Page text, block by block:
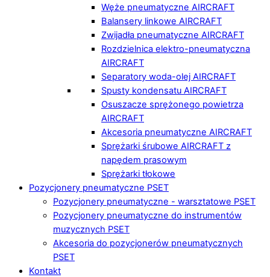
Węże pneumatyczne AIRCRAFT
Balansery linkowe AIRCRAFT
Zwijadła pneumatyczne AIRCRAFT
Rozdzielnica elektro-pneumatyczna
AIRCRAFT
Separatory woda-olej AIRCRAFT
Spusty kondensatu AIRCRAFT
Osuszacze sprężonego powietrza
AIRCRAFT
Akcesoria pneumatyczne AIRCRAFT
Sprężarki śrubowe AIRCRAFT z
napędem prasowym
Sprężarki tłokowe
Pozycjonery pneumatyczne PSET
Pozycjonery pneumatyczne - warsztatowe PSET
Pozycjonery pneumatyczne do instrumentów
muzycznych PSET
Akcesoria do pozycjonerów pneumatycznych
PSET
Kontakt